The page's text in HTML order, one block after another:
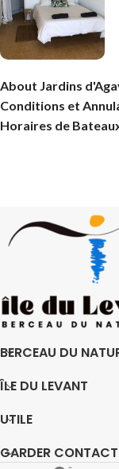
About Jardins
Conditions et
Horaires de
BERCEAU DU
ÎLE DU LEVANT
UTILE
GARDER CONTACT